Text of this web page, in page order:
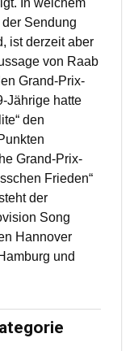
In welchem
Sendung
ist derzeit aber
von Raab
Grand-Prix-
Jährige hatte
den
Grand-Prix-
Frieden“
der
Song
Hannover
und